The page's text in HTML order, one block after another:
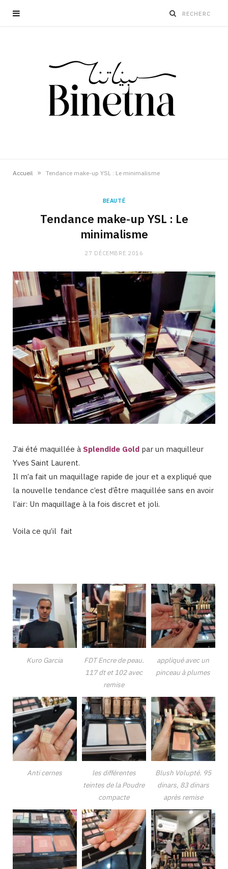
Accueil » Tendance make-up YSL : Le minimalisme
BEAUTÉ
Tendance make-up YSL : Le
minimalisme
27 DÉCEMBRE 2016
J’ai été maquillée à Splendide Gold par un maquilleur
Yves Saint Laurent.
Il m’a fait un maquillage rapide de jour et a expliqué que
la nouvelle tendance c’est d’être maquillée sans en avoir
l’air: Un maquillage à la fois discret et joli.
Voila ce qu’il fait
Kuro Garcia
FDT Encre de peau.
117 dt et 102 avec
remise
appliqué avec un
pinceau à plumes
Anti cernes
les différentes
teintes de la Poudre
compacte
Blush Volupté. 95
dinars, 83 dinars
après remise